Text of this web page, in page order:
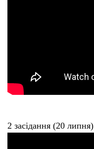
2 засідання (20 липня)